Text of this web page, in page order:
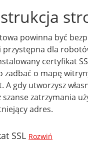
powinna być
przystępna dla
certyfikat
zadbać o mapę
gdy utworzysz
szanse zatrzymania
adres.
SSL Rozwiń